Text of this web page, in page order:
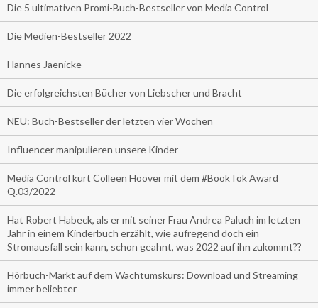
Die 5 ultimativen Promi-Buch-Bestseller von Media Control
Die Medien-Bestseller 2022
Hannes Jaenicke
Die erfolgreichsten Bücher von Liebscher und Bracht
NEU: Buch-Bestseller der letzten vier Wochen
Influencer manipulieren unsere Kinder
Media Control kürt Colleen Hoover mit dem #BookTok Award
Q.03/2022
Hat Robert Habeck, als er mit seiner Frau Andrea Paluch im letzten
Jahr in einem Kinderbuch erzählt, wie aufregend doch ein
Stromausfall sein kann, schon geahnt, was 2022 auf ihn zukommt??
Hörbuch-Markt auf dem Wachtumskurs: Download und Streaming
immer beliebter